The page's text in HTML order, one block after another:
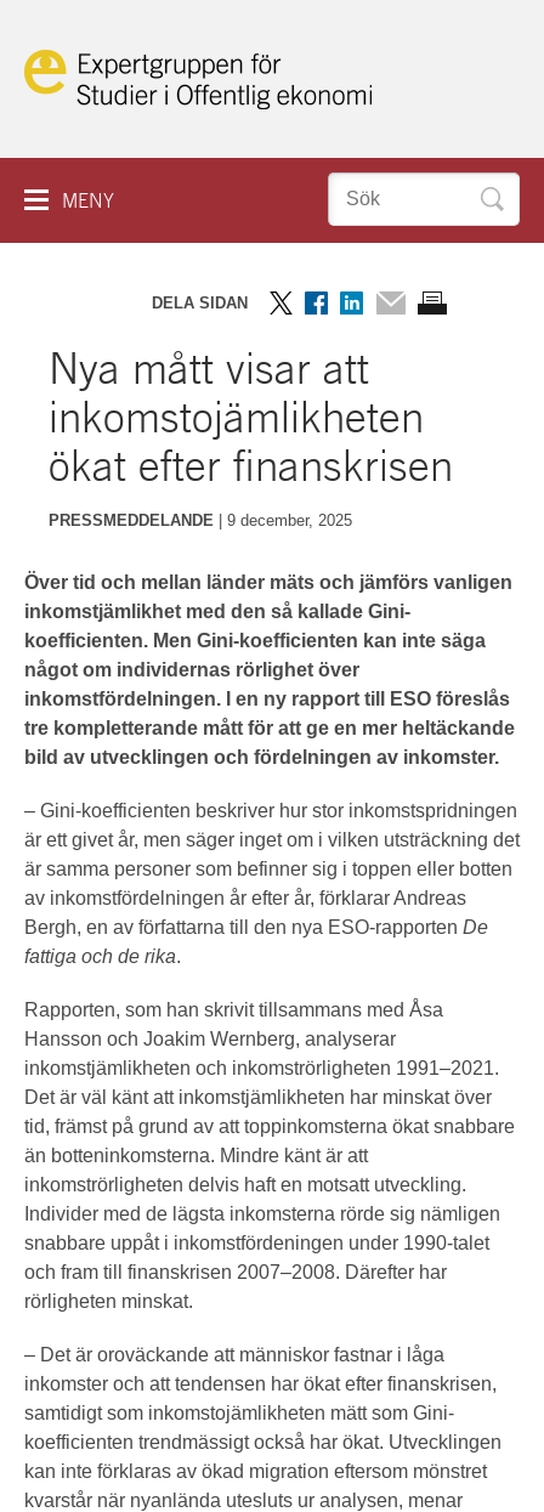
Hoppa
MENY
SEMINARIER
PROJEKT
OM ESO
ESO:s uppdrag
Styrelse
Historik
ESS-rapporter
KONTAKT
Sök
DELA SIDAN
på
Twitter
på
Facebook
på
Nya mått visar att
inkomstojämlikheten
ökat efter finanskrisen
PRESSMEDDELANDE 9 december, 2025
Över tid och mellan länder mäts och jämförs vanligen
inkomstjämlikhet med den så kallade Gini-
koefficienten. Men Gini-koefficienten kan inte säga
något om individernas rörlighet över
inkomstfördelningen. I en ny rapport till ESO föreslås
tre kompletterande mått för att ge en mer heltäckande
bild av utvecklingen och fördelningen av inkomster.
– Gini-koefficienten beskriver hur stor inkomstspridningen
är ett givet år, men säger inget om i vilken utsträckning det
är samma personer som befinner sig i toppen eller botten
av inkomstfördelningen år efter år, förklarar Andreas
Bergh, en av författarna till den nya ESO-rapporten De
fattiga och de rika.
Rapporten, som han skrivit tillsammans med Åsa
Hansson och Joakim Wernberg, analyserar
inkomstjämlikheten och inkomströrligheten 1991–2021.
Det är väl känt att inkomstjämlikheten har minskat över
tid, främst på grund av att toppinkomsterna ökat snabbare
än botteninkomsterna. Mindre känt är att
inkomströrligheten delvis haft en motsatt utveckling.
Individer med de lägsta inkomsterna rörde sig nämligen
snabbare uppåt i inkomstfördeningen under 1990-talet
och fram till finanskrisen 2007–2008. Därefter har
rörligheten minskat.
– Det är oroväckande att människor fastnar i låga
inkomster och att tendensen har ökat efter finanskrisen,
samtidigt som inkomstojämlikheten mätt som Gini-
koefficienten trendmässigt också har ökat. Utvecklingen
kan inte förklaras av ökad migration eftersom mönstret
kvarstår när nyanlända utesluts ur analysen, menar